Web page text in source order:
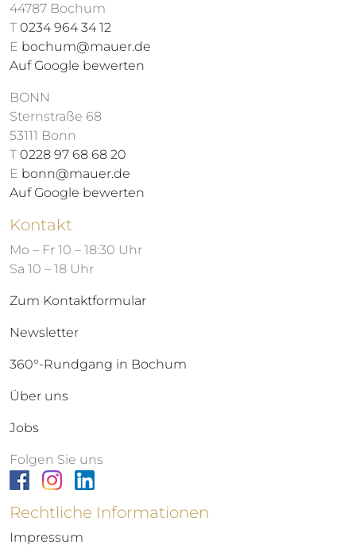
44787 Bochum
T 0234 964 34 12
E bochum@mauer.de
Auf Google bewerten
BONN
Sternstraße 68
53111 Bonn
T 0228 97 68 68 20
E bonn@mauer.de
Auf Google bewerten
Kontakt
Mo – Fr 10 – 18:30 Uhr
Sa 10 – 18 Uhr
Zum Kontaktformular
Newsletter
360°-Rundgang in Bochum
Über uns
Jobs
Folgen Sie uns
Rechtliche Informationen
Impressum